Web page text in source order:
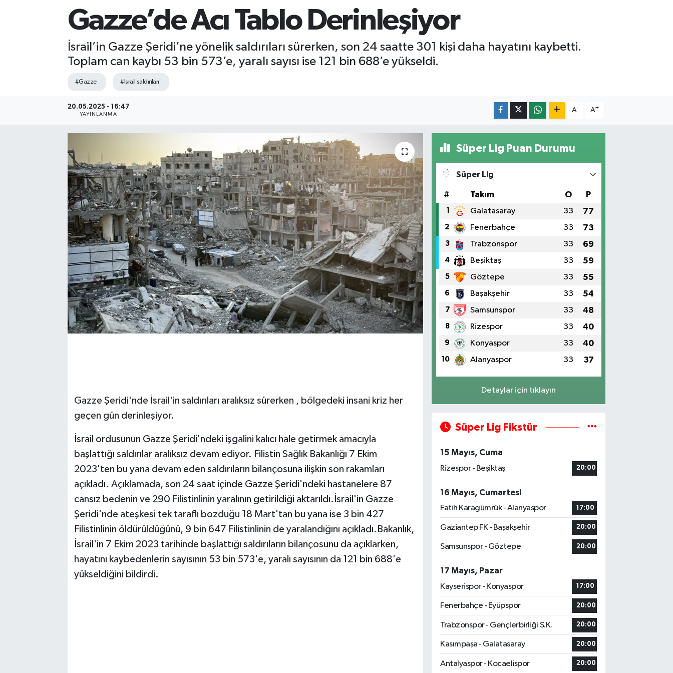
Gazze’de Acı Tablo Derinleşiyor
İsrail’in Gazze Şeridi’ne yönelik saldırıları sürerken, son 24 saatte 301 kişi daha hayatını kaybetti.
Toplam can kaybı 53 bin 573’e, yaralı sayısı ise 121 bin 688’e yükseldi.
#Gazze #Israil saldırıları
20.05.2025 - 16:47
YAYINLANMA
A- A+
Gazze Şeridi'nde İsrail'in saldırıları aralıksız sürerken , bölgedeki insani kriz her
geçen gün derinleşiyor.
İsrail ordusunun Gazze Şeridi'ndeki işgalini kalıcı hale getirmek amacıyla
başlattığı saldırılar aralıksız devam ediyor. Filistin Sağlık Bakanlığı 7 Ekim
2023'ten bu yana devam eden saldırıların bilançosuna ilişkin son rakamları
açıkladı. Açıklamada, son 24 saat içinde Gazze Şeridi'ndeki hastanelere 87
cansız bedenin ve 290 Filistinlinin yaralının getirildiği aktarıldı.İsrail'in Gazze
Şeridi'nde ateşkesi tek taraflı bozduğu 18 Mart'tan bu yana ise 3 bin 427
Filistinlinin öldürüldüğünü, 9 bin 647 Filistinlinin de yaralandığını açıkladı.Bakanlık,
İsrail'in 7 Ekim 2023 tarihinde başlattığı saldırıların bilançosunu da açıklarken,
hayatını kaybedenlerin sayısının 53 bin 573'e, yaralı sayısının da 121 bin 688'e
yükseldiğini bildirdi.
Süper Lig Puan Durumu
Süper Lig
# Takım O P
1 Galatasaray 33 77
2 Fenerbahçe 33 73
3 Trabzonspor 33 69
4 Beşiktaş 33 59
5 Göztepe 33 55
6 Başakşehir 33 54
7 Samsunspor 33 48
8 Rizespor 33 40
9 Konyaspor 33 40
10 Alanyaspor 33 37
Detaylar için tıklayın
Süper Lig Fikstür
15 Mayıs, Cuma
Rizespor - Beşiktaş
20:00
16 Mayıs, Cumartesi
Fatih Karagümrük - Alanyaspor
17:00
Gaziantep FK - Başakşehir 20:00
Samsunspor - Göztepe 20:00
17 Mayıs, Pazar
Kayserispor - Konyaspor
17:00
Fenerbahçe - Eyüpspor 20:00
Trabzonspor - Gençlerbirliği S.K. 20:00
Kasımpaşa - Galatasaray 20:00
Antalyaspor - Kocaelispor 20:00